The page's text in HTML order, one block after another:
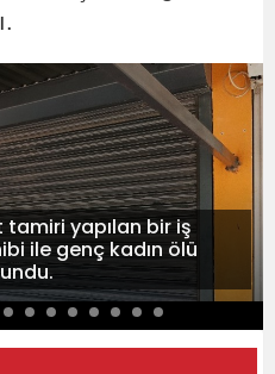
yapılan bir iş
ile genç kadın ölü